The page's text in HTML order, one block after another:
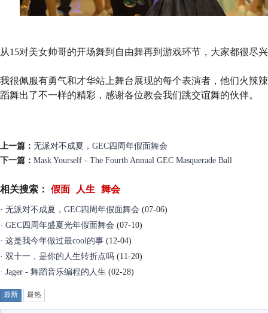
从15对美女帅哥的开场舞到自由舞再到游戏环节，大家都很尽
我很佩服有勇气和才华站上舞台展现的每个表演者，他们火辣
蹈舞出了不一样的精彩，感谢各位教会我们跳交谊舞的伙伴。
上一篇： 无派对不成夏，GEC四周年假面舞会
下一篇： Mask Yourself - The Fourth Annual GEC Masquerade Ball
相关搜索： 假面 人生 舞会
· 无派对不成夏，GEC四周年假面舞会 (07-06)
· GEC四周年盛夏光年假面舞会 (07-10)
· 这是我今年做过最cool的事 (12-04)
· 双十一，是你的人生转折点吗 (11-20)
· Jager - 舞蹈音乐编程的人生 (02-28)